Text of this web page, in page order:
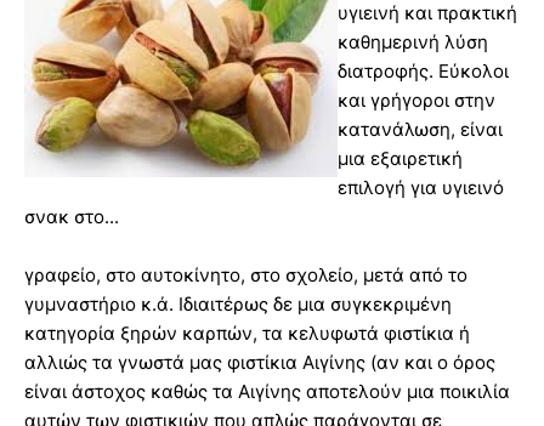
υγιεινή και πρακτική
καθημερινή λύση
διατροφής. Εύκολοι
και γρήγοροι στην
κατανάλωση, είναι
μια εξαιρετική
επιλογή για υγιεινό
σνακ στο...
γραφείο, στο αυτοκίνητο, στο σχολείο, μετά από το
γυμναστήριο κ.ά. Ιδιαιτέρως δε μια συγκεκριμένη
κατηγορία ξηρών καρπών, τα κελυφωτά φιστίκια ή
αλλιώς τα γνωστά μας φιστίκια Αιγίνης (αν και ο όρος
είναι άστοχος καθώς τα Αιγίνης αποτελούν μια ποικιλία
αυτών των φιστικιών που απλώς παράγονται σε